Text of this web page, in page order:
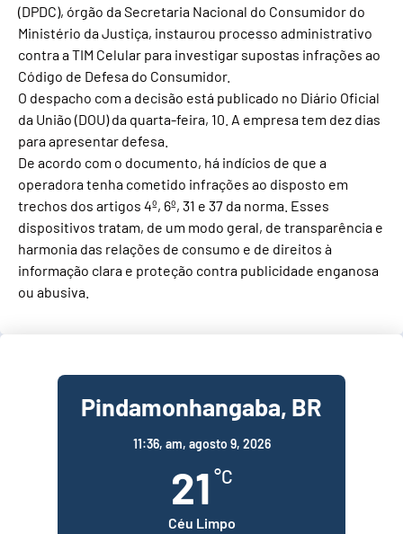
(DPDC), órgão da Secretaria Nacional do Consumidor do
Ministério da Justiça, instaurou processo administrativo
contra a TIM Celular para investigar supostas infrações ao
Código de Defesa do Consumidor.
O despacho com a decisão está publicado no Diário Oficial
da União (DOU) da quarta-feira, 10. A empresa tem dez dias
para apresentar defesa.
De acordo com o documento, há indícios de que a
operadora tenha cometido infrações ao disposto em
trechos dos artigos 4º, 6º, 31 e 37 da norma. Esses
dispositivos tratam, de um modo geral, de transparência e
harmonia das relações de consumo e de direitos à
informação clara e proteção contra publicidade enganosa
ou abusiva.
Pindamonhangaba, BR
11:36, am, agosto 9, 2026
21 °C
Céu Limpo